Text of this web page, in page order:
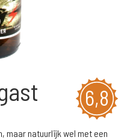
6,8
maar natuurlijk wel met een